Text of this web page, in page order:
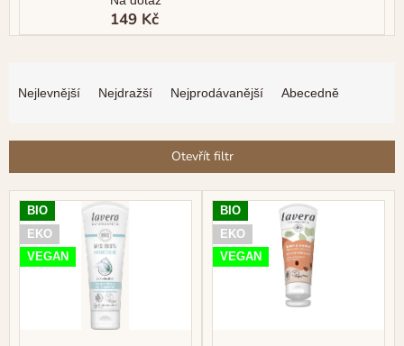
149 Kč
í
p
Nejlevnější Nejdražší Nejprodávanější Abecedně
Otevřít filtr
V BIO
EKO
VEGAN
BIO
EKO
VEGAN